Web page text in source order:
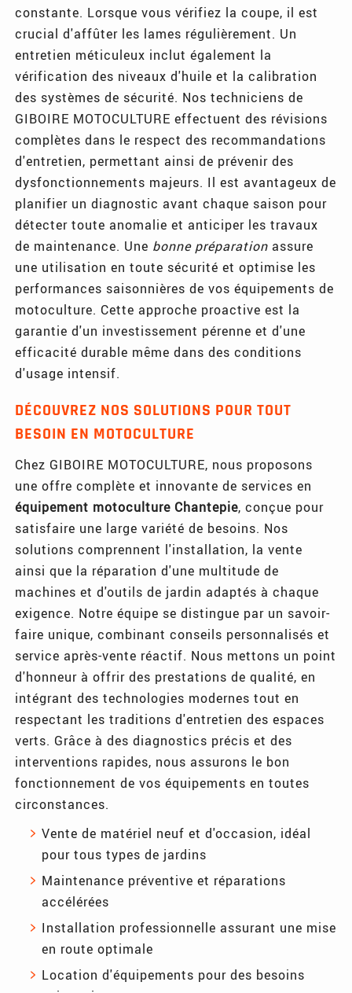
constante. Lorsque vous vérifiez la coupe, il est
crucial d'affûter les lames régulièrement. Un
entretien méticuleux inclut également la
vérification des niveaux d'huile et la calibration
des systèmes de sécurité. Nos techniciens de
GIBOIRE MOTOCULTURE effectuent des révisions
complètes dans le respect des recommandations
d'entretien, permettant ainsi de prévenir des
dysfonctionnements majeurs. Il est avantageux de
planifier un diagnostic avant chaque saison pour
détecter toute anomalie et anticiper les travaux
de maintenance. Une bonne préparation assure
une utilisation en toute sécurité et optimise les
performances saisonnières de vos équipements de
motoculture. Cette approche proactive est la
garantie d'un investissement pérenne et d'une
efficacité durable même dans des conditions
d'usage intensif.
DÉCOUVREZ NOS SOLUTIONS POUR TOUT
BESOIN EN MOTOCULTURE
Chez GIBOIRE MOTOCULTURE, nous proposons
une offre complète et innovante de services en
équipement motoculture Chantepie, conçue pour
satisfaire une large variété de besoins. Nos
solutions comprennent l'installation, la vente
ainsi que la réparation d'une multitude de
machines et d'outils de jardin adaptés à chaque
exigence. Notre équipe se distingue par un savoir-
faire unique, combinant conseils personnalisés et
service après-vente réactif. Nous mettons un point
d'honneur à offrir des prestations de qualité, en
intégrant des technologies modernes tout en
respectant les traditions d'entretien des espaces
verts. Grâce à des diagnostics précis et des
interventions rapides, nous assurons le bon
fonctionnement de vos équipements en toutes
circonstances.
Vente de matériel neuf et d'occasion, idéal
pour tous types de jardins
Maintenance préventive et réparations
accélérées
Installation professionnelle assurant une mise
en route optimale
Location d'équipements pour des besoins